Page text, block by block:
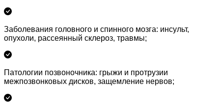
Заболевания головного и спинного мозга: инсульт,
опухоли, рассеянный склероз, травмы;
Патологии позвоночника: грыжи и протрузии
межпозвонковых дисков, защемление нервов;